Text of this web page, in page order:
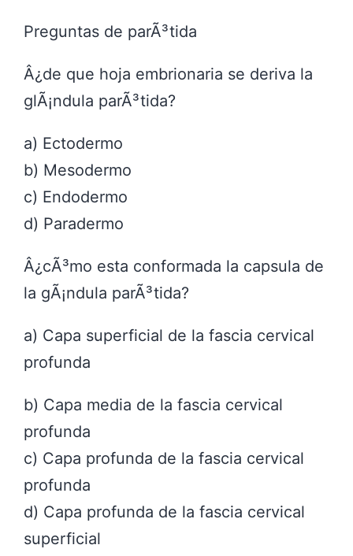
Preguntas de parÃ³tida
Â¿de que hoja embrionaria se deriva la
glÃ¡ndula parÃ³tida?
a) Ectodermo
b) Mesodermo
c) Endodermo
d) Paradermo
Â¿cÃ³mo esta conformada la capsula de
la gÃ¡ndula parÃ³tida?
a) Capa superficial de la fascia cervical
profunda
b) Capa media de la fascia cervical
profunda
c) Capa profunda de la fascia cervical
profunda
d) Capa profunda de la fascia cervical
superficial